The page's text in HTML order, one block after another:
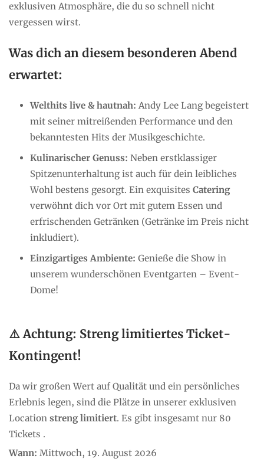
exklusiven Atmosphäre, die du so schnell nicht
vergessen wirst.
Was dich an diesem besonderen Abend
erwartet:
Welthits live & hautnah: Andy Lee Lang begeistert
mit seiner mitreißenden Performance und den
bekanntesten Hits der Musikgeschichte.
Kulinarischer Genuss: Neben erstklassiger
Spitzenunterhaltung ist auch für dein leibliches
Wohl bestens gesorgt. Ein exquisites Catering
verwöhnt dich vor Ort mit gutem Essen und
erfrischenden Getränken (Getränke im Preis nicht
inkludiert).
Einzigartiges Ambiente: Genieße die Show in
unserem wunderschönen Eventgarten – Event-
Dome!
⚠️ Achtung: Streng limitiertes Ticket-
Kontingent!
Da wir großen Wert auf Qualität und ein persönliches
Erlebnis legen, sind die Plätze in unserer exklusiven
Location streng limitiert. Es gibt insgesamt nur 80
Tickets .
Wann: Mittwoch, 19. August 2026